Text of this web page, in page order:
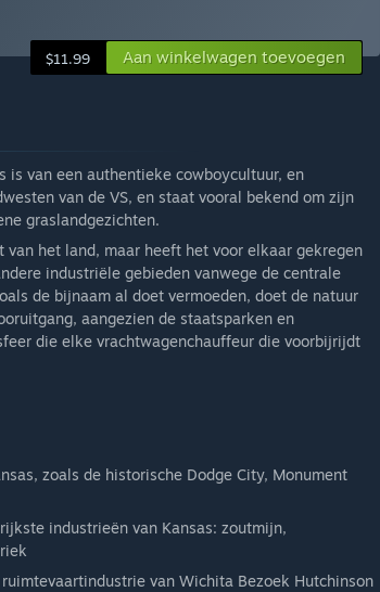
$11.99 Aan winkelwagen toevoegen
is van een authentieke cowboycultuur, en
van de VS, en staat vooral bekend om zijn
graslandgezichten.
het land, maar heeft het voor elkaar gekregen
industriële gebieden vanwege de centrale
de bijnaam al doet vermoeden, doet de natuur
aangezien de staatsparken en
die elke vrachtwagenchauffeur die voorbijrijdt
zoals de historische Dodge City, Monument
industrieën van Kansas: zoutmijn,
van Wichita Bezoek Hutchinson